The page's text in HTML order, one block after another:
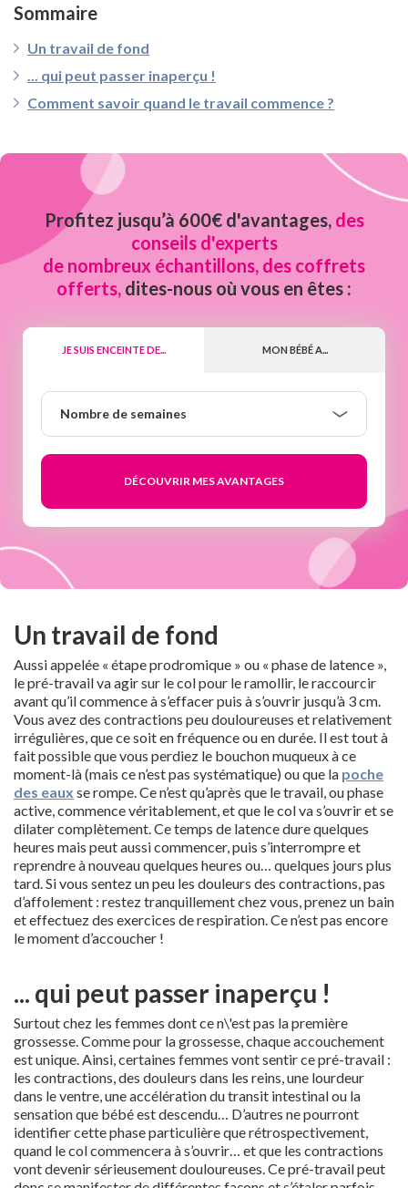
Sommaire
Un travail de fond
... qui peut passer inaperçu !
Comment savoir quand le travail commence ?
Profitez jusqu’à 600€ d'avantages, des
conseils d'experts
de nombreux échantillons, des coffrets
offerts, dites-nous où vous en êtes :
JE SUIS ENCEINTE DE... MON BÉBÉ A...
semaines
Nombre de semaines
Un travail de fond
Aussi appelée « étape prodromique » ou « phase de latence »,
le pré-travail va agir sur le col pour le ramollir, le raccourcir
avant qu’il commence à s’effacer puis à s’ouvrir jusqu’à 3 cm.
Vous avez des contractions peu douloureuses et relativement
irrégulières, que ce soit en fréquence ou en durée. Il est tout à
fait possible que vous perdiez le bouchon muqueux à ce
moment-là (mais ce n’est pas systématique) ou que la poche
des eaux se rompe. Ce n’est qu’après que le travail, ou phase
active, commence véritablement, et que le col va s’ouvrir et se
dilater complètement. Ce temps de latence dure quelques
heures mais peut aussi commencer, puis s’interrompre et
reprendre à nouveau quelques heures ou… quelques jours plus
tard. Si vous sentez un peu les douleurs des contractions, pas
d’affolement : restez tranquillement chez vous, prenez un bain
et effectuez des exercices de respiration. Ce n’est pas encore
le moment d’accoucher !
... qui peut passer inaperçu !
Surtout chez les femmes dont ce n\'est pas la première
grossesse. Comme pour la grossesse, chaque accouchement
est unique. Ainsi, certaines femmes vont sentir ce pré-travail :
les contractions, des douleurs dans les reins, une lourdeur
dans le ventre, une accélération du transit intestinal ou la
sensation que bébé est descendu… D’autres ne pourront
identifier cette phase particulière que rétrospectivement,
quand le col commencera à s’ouvrir… et que les contractions
vont devenir sérieusement douloureuses. Ce pré-travail peut